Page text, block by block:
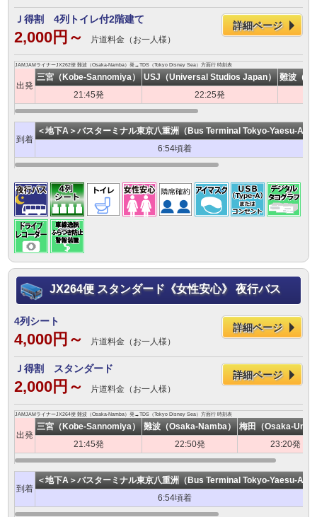
Ｊ得割 4列トイレ付2階建て
2,000円～ 片道料金（お一人様）
詳細ページ
JAMJAMライナーJX262便 難波（Osaka-Namba）発→TDS（Tokyo Disney Sea）方面行 時刻表
出発
三宮（Kobe-Sannomiya） USJ（Universal Studios Japan）
難波（
21:45発
22:25発
到着
＜地下A＞バスターミナル東京八重洲（Bus Terminal Tokyo-Yaesu-A）
6:54頃着
JX264便 スタンダード《女性安心》 夜行バス
4列シート
4,000円～ 片道料金（お一人様）
詳細ページ
Ｊ得割 スタンダード
2,000円～ 片道料金（お一人様）
詳細ページ
JAMJAMライナーJX264便 難波（Osaka-Namba）発→TDS（Tokyo Disney Sea）方面行 時刻表
出発
三宮（Kobe-Sannomiya） 難波（Osaka-Namba）
梅田（Osaka-
21:45発
22:50発 23:20発
到着
＜地下A＞バスターミナル東京八重洲（Bus Terminal Tokyo-Yaesu-A）
6:54頃着